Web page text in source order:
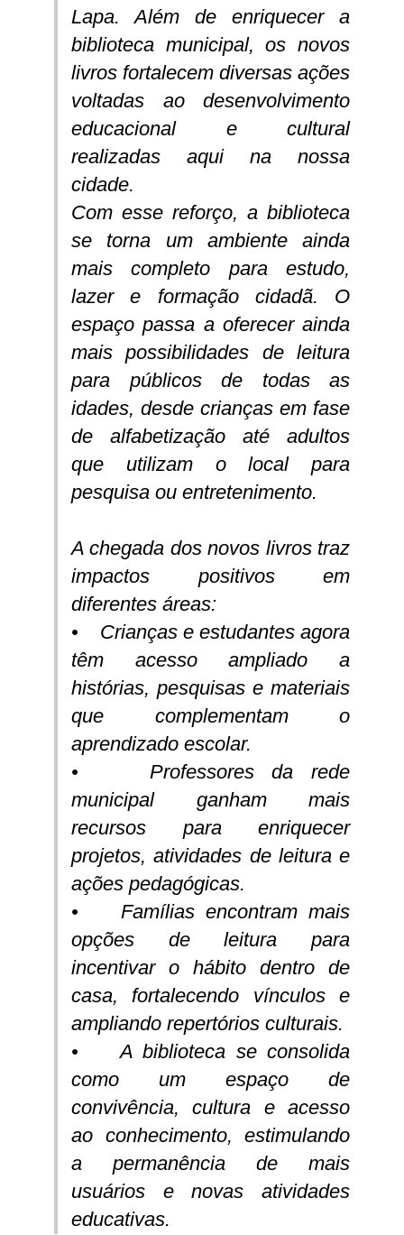
Lapa. Além de enriquecer a
biblioteca municipal, os novos
livros fortalecem diversas ações
voltadas ao desenvolvimento
educacional e cultural
realizadas aqui na nossa
cidade.
Com esse reforço, a biblioteca
se torna um ambiente ainda
mais completo para estudo,
lazer e formação cidadã. O
espaço passa a oferecer ainda
mais possibilidades de leitura
para públicos de todas as
idades, desde crianças em fase
de alfabetização até adultos
que utilizam o local para
pesquisa ou entretenimento.
A chegada dos novos livros traz
impactos positivos em
diferentes áreas:
• Crianças e estudantes agora
têm acesso ampliado a
histórias, pesquisas e materiais
que complementam o
aprendizado escolar.
• Professores da rede
municipal ganham mais
recursos para enriquecer
projetos, atividades de leitura e
ações pedagógicas.
• Famílias encontram mais
opções de leitura para
incentivar o hábito dentro de
casa, fortalecendo vínculos e
ampliando repertórios culturais.
• A biblioteca se consolida
como um espaço de
convivência, cultura e acesso
ao conhecimento, estimulando
a permanência de mais
usuários e novas atividades
educativas.